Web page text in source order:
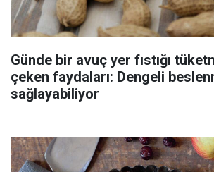
Günde bir avuç yer fıstığı
çeken faydaları: Dengeli
sağlayabiliyor